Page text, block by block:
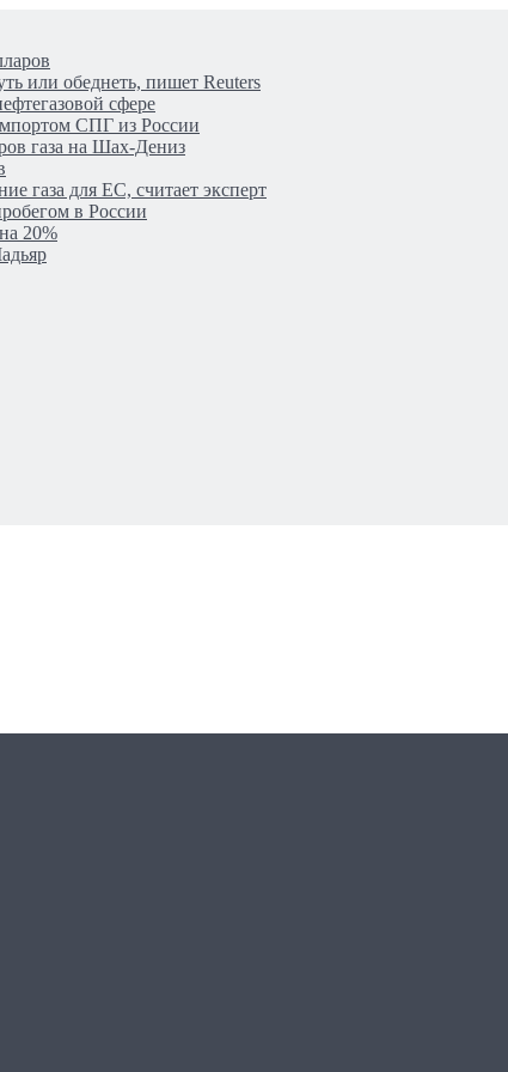
или обеднеть, пишет Reuters
сфере
СПГ из России
газа на Шах-Дениз
газа для ЕС, считает эксперт
в России
20%